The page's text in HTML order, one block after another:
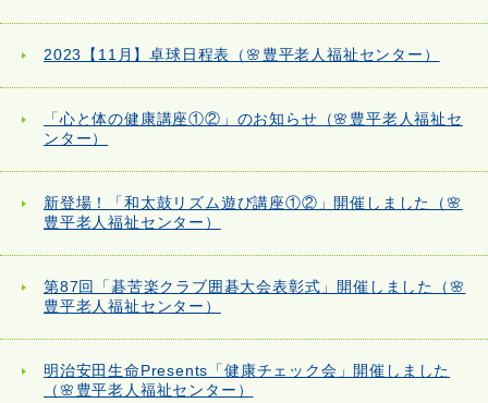
2023【11月】卓球日程表（🌸豊平老人福祉センター）
「心と体の健康講座①②」のお知らせ（🌸豊平老人福祉セ
ンター）
新登場！「和太鼓リズム遊び講座①②」開催しました（🌸
豊平老人福祉センター）
第87回「碁苦楽クラブ囲碁大会表彰式」開催しました（🌸
豊平老人福祉センター）
明治安田生命Presents「健康チェック会」開催しました
（🌸豊平老人福祉センター）